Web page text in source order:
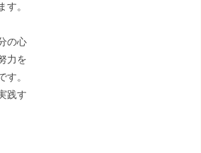
。
の心
力を
。
践す